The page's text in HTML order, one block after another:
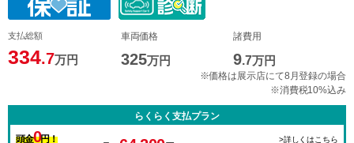
支払総額
334.7万円
車両価格
325万円
諸費用
9.7万円
※価格は展示店にて8月登録の場合
※消費税10%込み
らくらく支払プラン
頭金0円！
>詳しくはこちら